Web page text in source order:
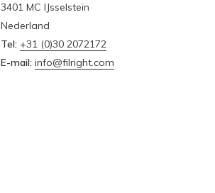
3401 MC IJsselstein
Nederland
Tel: +31 (0)30 2072172
E-mail: info@filright.com